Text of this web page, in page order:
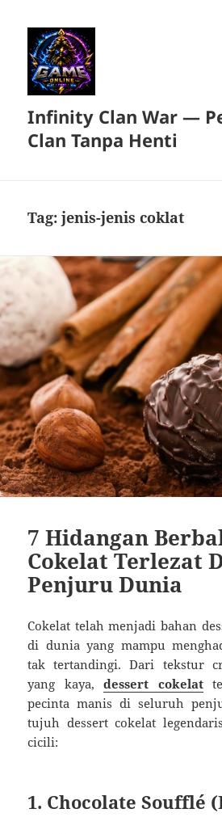
Infinity Clan War —
Clan Tanpa Henti
Tag:jenis-jenis coklat
7 Hidangan
Cokelat Terlezat
Penjuru Dunia
Cokelat telah menjadi bahan
di dunia yang mampu
tak tertandingi. Dari tekstur
yang kaya,dessert cokelat
pecinta manis di seluruh
tujuh dessert cokelat
cicili:
1. Chocolate Soufflé